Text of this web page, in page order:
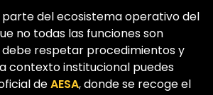
parte del ecosistema operativo del
no todas las funciones son
debe respetar procedimientos y
contexto institucional puedes
deAESA, donde se recoge el